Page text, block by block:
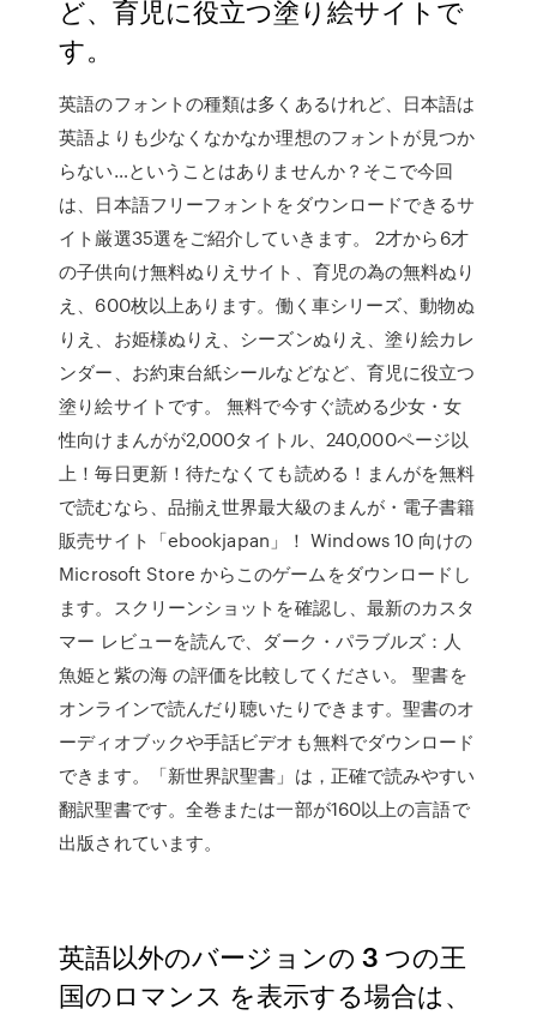
ど、育児に役立つ塗り絵サイトで
す。
英語のフォントの種類は多くあるけれど、日本語は
英語よりも少なくなかなか理想のフォントが見つか
らない…ということはありませんか？そこで今回
は、日本語フリーフォントをダウンロードできるサ
イト厳選35選をご紹介していきます。 2才から6才
の子供向け無料ぬりえサイト、育児の為の無料ぬり
え、600枚以上あります。働く車シリーズ、動物ぬ
りえ、お姫様ぬりえ、シーズンぬりえ、塗り絵カレ
ンダー、お約束台紙シールなどなど、育児に役立つ
塗り絵サイトです。 無料で今すぐ読める少女・女
性向けまんがが2,000タイトル、240,000ページ以
上！毎日更新！待たなくても読める！まんがを無料
で読むなら、品揃え世界最大級のまんが・電子書籍
販売サイト「ebookjapan」！ Windows 10 向けの
Microsoft Store からこのゲームをダウンロードし
ます。スクリーンショットを確認し、最新のカスタ
マー レビューを読んで、ダーク・パラブルズ：人
魚姫と紫の海 の評価を比較してください。 聖書を
オンラインで読んだり聴いたりできます。聖書のオ
ーディオブックや手話ビデオも無料でダウンロード
できます。「新世界訳聖書」は，正確で読みやすい
翻訳聖書です。全巻または一部が160以上の言語で
出版されています。
英語以外のバージョンの 3 つの王
国のロマンス を表示する場合は、